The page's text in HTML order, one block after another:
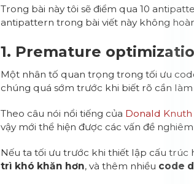
Trong bài này tôi sẽ điểm qua 10
antipattern trong bài viết này không
1. Premature
Một nhân tố quan trọng trong tối ưu
chúng quá sớm trước khi biết rõ cần
Theo câu nói nổi tiếng của Donald Knuth
vậy mới thể hiện được các vấn đề
Nếu ta tối ưu trước khi thiết lập cấu trúc
trì khó khăn hơn, và thêm nhiều code